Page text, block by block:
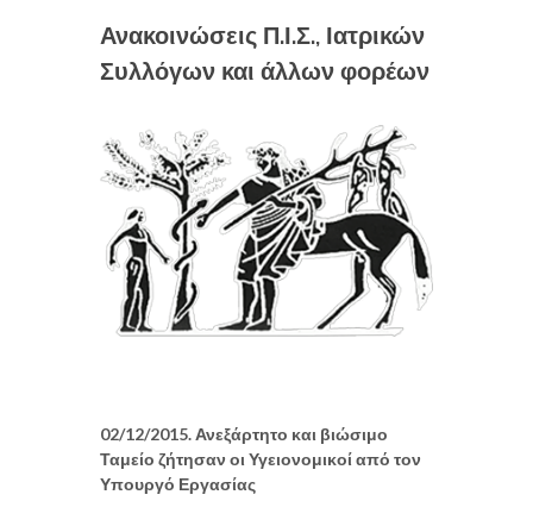
Ανακοινώσεις Π.Ι.Σ., Ιατρικών
Συλλόγων και άλλων φορέων
02/12/2015. Ανεξάρτητο και βιώσιμο
Ταμείο ζήτησαν οι Υγειονομικοί από τον
Υπουργό Εργασίας